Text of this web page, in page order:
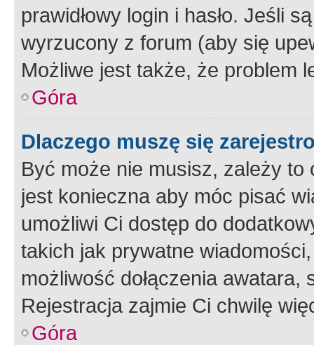
prawidłowy login i hasło. Jeśli
wyrzucony z forum (aby się
Możliwe jest także, że problem
Góra
Dlaczego muszę się
Być może nie musisz, zależy
jest konieczna aby móc pisać
umożliwi Ci dostęp do
takich jak prywatne
możliwość dołączenia
Rejestracja zajmie Ci chwilę
Góra